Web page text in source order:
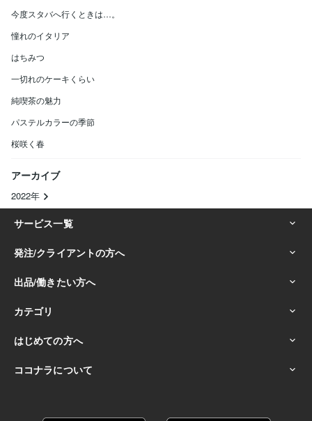
今度スタバへ行くときは…。
憧れのイタリア
はちみつ
一切れのケーキくらい
純喫茶の魅力
パステルカラーの季節
桜咲く春
アーカイブ
2022年